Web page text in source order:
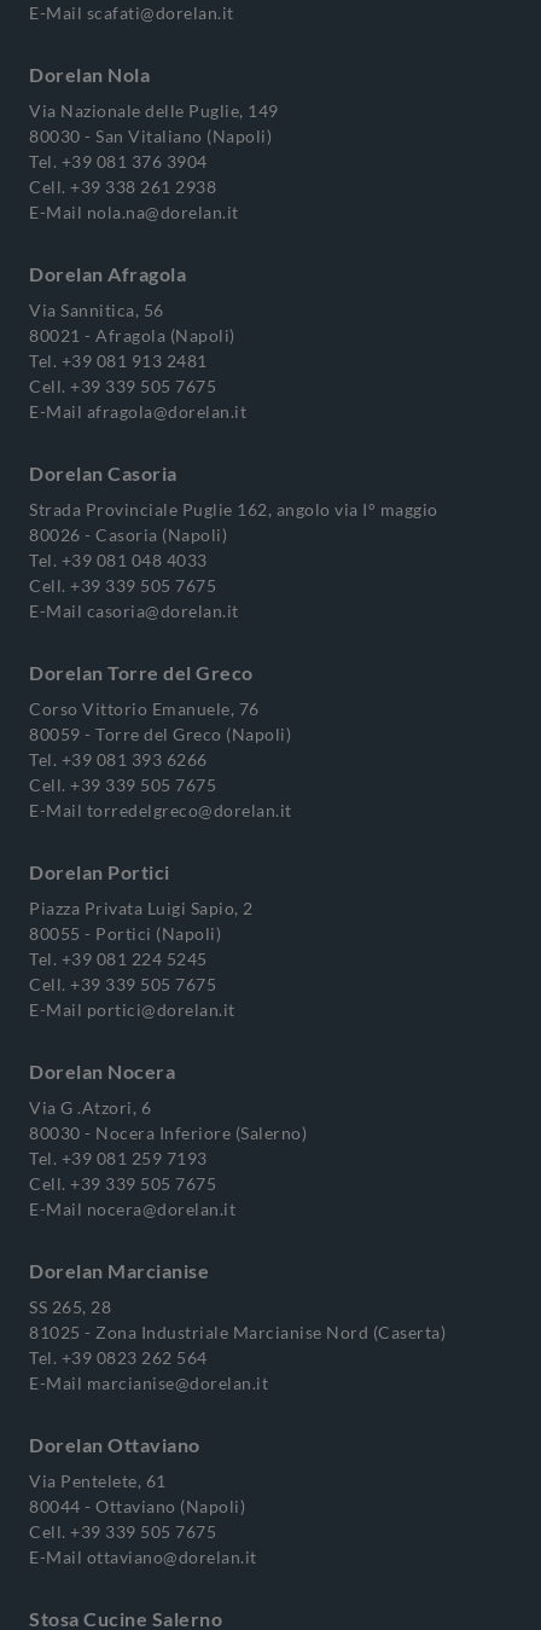
E-Mail scafati@dorelan.it
Dorelan Nola
Via Nazionale delle Puglie, 149
80030 - San Vitaliano (Napoli)
Tel. +39 081 376 3904
Cell. +39 338 261 2938
E-Mail nola.na@dorelan.it
Dorelan Afragola
Via Sannitica, 56
80021 - Afragola (Napoli)
Tel. +39 081 913 2481
Cell. +39 339 505 7675
E-Mail afragola@dorelan.it
Dorelan Casoria
Strada Provinciale Puglie 162, angolo via I° maggio
80026 - Casoria (Napoli)
Tel. +39 081 048 4033
Cell. +39 339 505 7675
E-Mail casoria@dorelan.it
Dorelan Torre del Greco
Corso Vittorio Emanuele, 76
80059 - Torre del Greco (Napoli)
Tel. +39 081 393 6266
Cell. +39 339 505 7675
E-Mail torredelgreco@dorelan.it
Dorelan Portici
Piazza Privata Luigi Sapio, 2
80055 - Portici (Napoli)
Tel. +39 081 224 5245
Cell. +39 339 505 7675
E-Mail portici@dorelan.it
Dorelan Nocera
Via G .Atzori, 6
80030 - Nocera Inferiore (Salerno)
Tel. +39 081 259 7193
Cell. +39 339 505 7675
E-Mail nocera@dorelan.it
Dorelan Marcianise
SS 265, 28
81025 - Zona Industriale Marcianise Nord (Caserta)
Tel. +39 0823 262 564
E-Mail marcianise@dorelan.it
Dorelan Ottaviano
Via Pentelete, 61
80044 - Ottaviano (Napoli)
Cell. +39 339 505 7675
E-Mail ottaviano@dorelan.it
Stosa Cucine Salerno